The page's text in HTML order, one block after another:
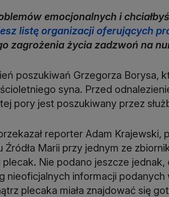
emocjonalnych i
listę organizacji oferujących
zagrożenia życia zadzwoń na
poszukiwań Grzegorza Borysa,
syna. Przed
pory jest poszukiwany przez
reporter Adam Krajewski,
Marii przy jednym ze
Nie podano jeszcze jednak,
nieoficjalnych informacji podanych
plecaka miała znajdować się